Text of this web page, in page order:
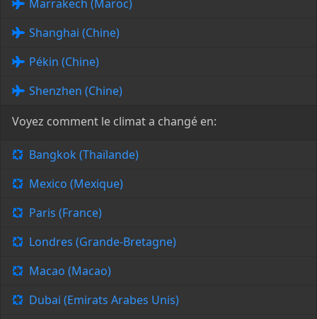
Marrakech (Maroc)
Shanghai (Chine)
Pékin (Chine)
Shenzhen (Chine)
Voyez comment le climat a changé en:
Bangkok (Thaïlande)
Mexico (Mexique)
Paris (France)
Londres (Grande-Bretagne)
Macao (Macao)
Dubai (Emirats Arabes Unis)